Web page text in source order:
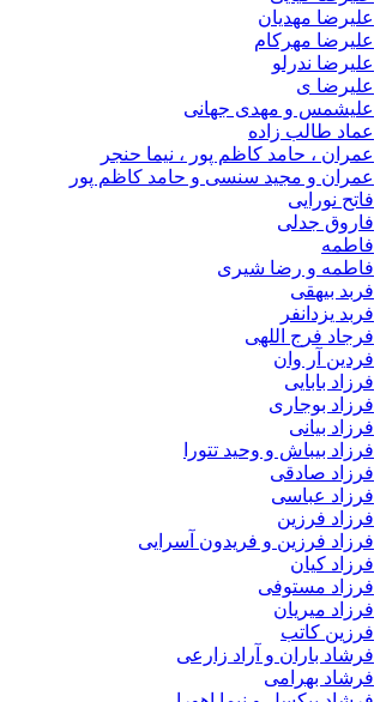
علیرضا مهدیان
علیرضا مهرکام
علیرضا ندرلو
علیرضا ی
علیشمس و مهدی جهانی
عماد طالب زاده
عمران ، حامد کاظم پور ، نیما حنجر
عمران و مجید سنسی و حامد کاظم پور
فاتح نورایی
فاروق جدلی
فاطمه
فاطمه و رضا شیری
فربد بیهقی
فربد یزدانفر
فرجاد فرج اللهی
فردین آر وان
فرزاد بابایی
فرزاد بوجاری
فرزاد بیانی
فرزاد بیباش و وحید تتورا
فرزاد صادقی
فرزاد عباسی
فرزاد فرزین
فرزاد فرزین و فریدون آسرایی
فرزاد کیان
فرزاد مستوفی
فرزاد میریان
فرزین کاتب
فرشاد باران و آراد زارعی
فرشاد بهرامی